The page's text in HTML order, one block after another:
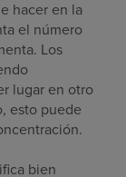
hacer en la
el número
Los
lugar en otro
esto puede
bien